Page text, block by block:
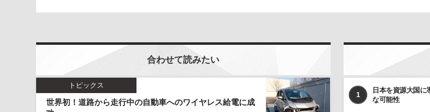
お客様から個人情報を収集することはいたしません。ま
た、不正な手段により個人情報を収集することもいたし
お客様よりご提供いただきました個人情報は、法令の定
めのある場合を除いて、お客様の事前のご同意をいただ
くことなく、予め明示した利用目的以外に使用しませ
合わせて読みたい
トピックス
世界初！道路から走行中の自動車へのワイヤレス給電に成
1
日本を資源大国に
な可能性